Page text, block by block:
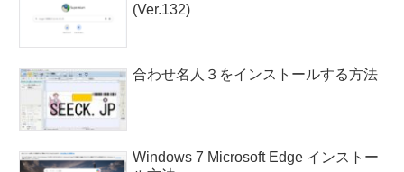
(Ver.132)
合わせ名人３をインストールする方法
Windows 7 Microsoft Edge インストー